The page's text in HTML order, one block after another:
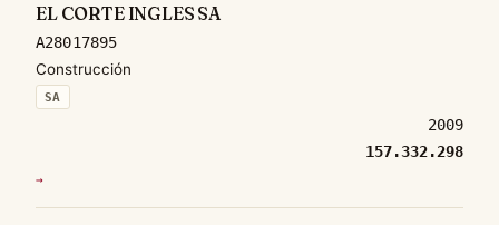
EL CORTE INGLES SA
A28017895
Construcción
SA
2009
157.332.298
→